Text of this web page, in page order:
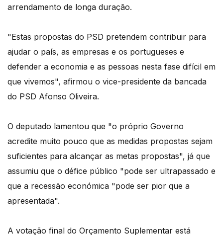
arrendamento de longa duração.
"Estas propostas do PSD pretendem contribuir para
ajudar o país, as empresas e os portugueses e
defender a economia e as pessoas nesta fase difícil em
que vivemos", afirmou o vice-presidente da bancada
do PSD Afonso Oliveira.
O deputado lamentou que "o próprio Governo
acredite muito pouco que as medidas propostas sejam
suficientes para alcançar as metas propostas", já que
assumiu que o défice público "pode ser ultrapassado e
que a recessão económica "pode ser pior que a
apresentada".
A votação final do Orçamento Suplementar está